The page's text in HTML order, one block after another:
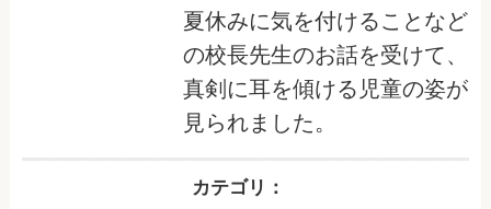
夏休みに気を付けることなど
の校長先生のお話を受けて、
真剣に耳を傾ける児童の姿が
見られました。
カテゴリ：